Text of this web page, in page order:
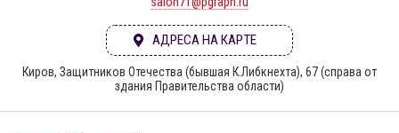
АДРЕСА НА КАРТЕ
Киров, Защитников Отечества (бывшая К.Либкнехта), 67 (справа от
здания Правительства области)